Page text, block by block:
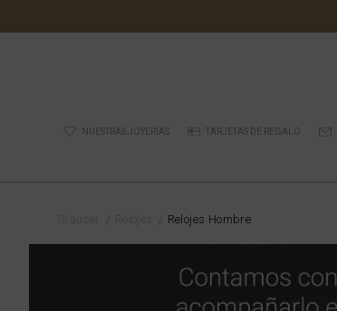
NUESTRAS JOYERÍAS TARJETAS DE REGALO
Relojes Hombre